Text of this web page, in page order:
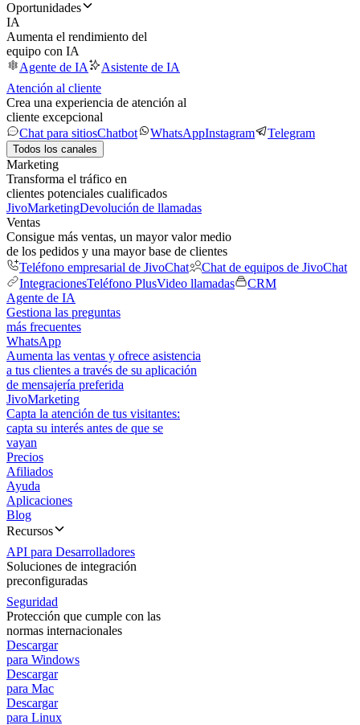
Oportunidades
IA
Aumenta el rendimiento del
equipo con IA
Agente de IA
Asistente de IA
Atención al cliente
Crea una experiencia de atención al
cliente excepcional
Chat para sitiosChatbot WhatsAppInstagram Telegram
Todos los canales
Marketing
Transforma el tráfico en
clientes potenciales cualificados
JivoMarketingDevolución de llamadas
Ventas
Consigue más ventas, un mayor valor medio
de los pedidos y una mayor base de clientes
Teléfono empresarial de JivoChat
Chat de equipos de JivoChat
IntegracionesTeléfono PlusVideo llamadas
CRM
Agente de IA
Gestiona las preguntas
más frecuentes
WhatsApp
Aumenta las ventas y ofrece asistencia
a tus clientes a través de su aplicación
de mensajería preferida
JivoMarketing
Capta la atención de tus visitantes:
capta su interés antes de que se
vayan
Precios
Afiliados
Ayuda
Aplicaciones
Blog
Recursos
API para Desarrolladores
Soluciones de integración
preconfiguradas
Seguridad
Protección que cumple con las
normas internacionales
Descargar
para Windows
Descargar
para Mac
Descargar
para Linux